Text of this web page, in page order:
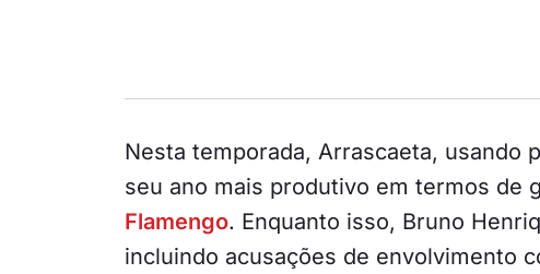
Nesta temporada, Arrascaeta, usando
seu ano mais produtivo em termos de
Flamengo. Enquanto isso, Bruno
incluindo acusações de envolvimento